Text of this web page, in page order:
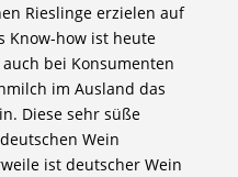
Rieslinge erzielen auf
Know-how ist heute
bei Konsumenten
im Ausland das
Diese sehr süße
Wein
ist deutscher Wein